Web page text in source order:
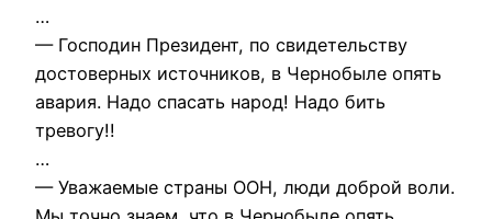
…
— Господин Президент, по свидетельству
достоверных источников, в Чернобыле опять
авария. Надо спасать народ! Надо бить
тревогу!!
…
— Уважаемые страны ООН, люди доброй воли.